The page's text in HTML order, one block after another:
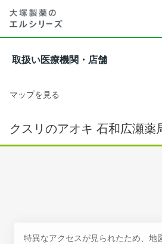
取扱い医療機関・店舗
マップを見る
クスリのアオキ 石和広瀬薬
特異なアクセスが見られたため、地